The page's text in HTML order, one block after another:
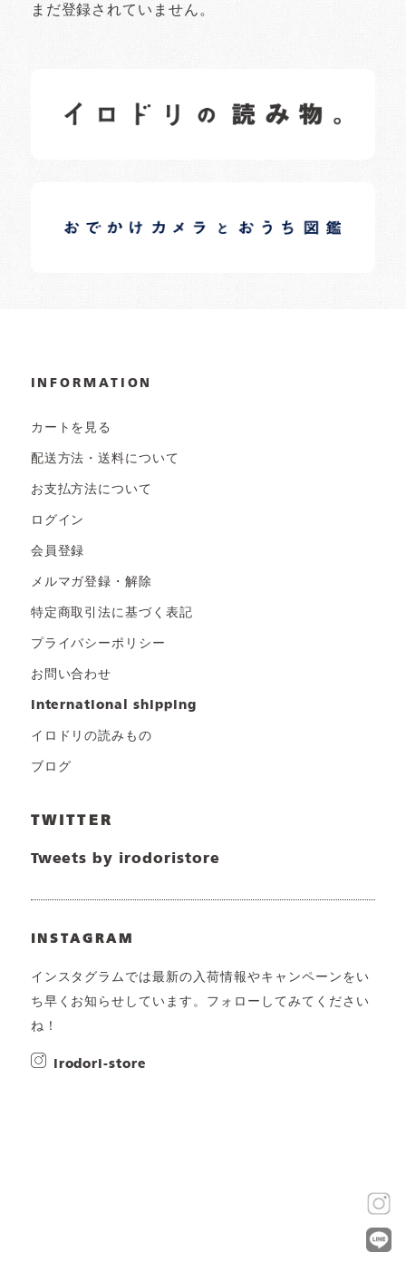
まだ登録されていません。
日常の様子など随時更新中です。
日常の様子など随時更新中です。
INFORMATION
カートを見る
配送方法・送料について
お支払方法について
ログイン
会員登録
メルマガ登録・解除
特定商取引法に基づく表記
プライバシーポリシー
お問い合わせ
international shipping
イロドリの読みもの
ブログ
TWITTER
Tweets by irodoristore
INSTAGRAM
インスタグラムでは最新の入荷情報やキャンペーンをい
ち早くお知らせしています。フォローしてみてください
ね！
irodori-store